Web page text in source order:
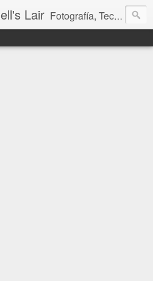
Lair Fotografía, Tecnología, Cine y Videojuegos en un Blog Multitemática. El rinconcito del creador de FotoMuseo 3D y Left 4 SGC.